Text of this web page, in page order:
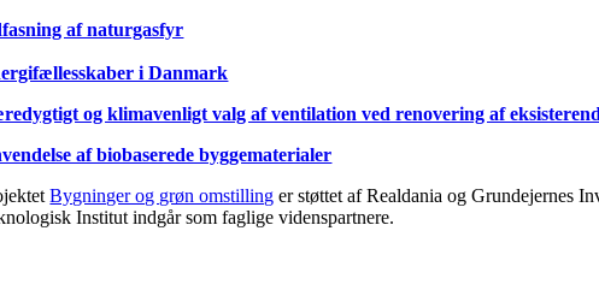
af naturgasfyr
i Danmark
og klimavenligt valg af ventilation ved renovering af
af biobaserede byggematerialer
Bygninger og grøn omstilling er støttet af Realdania og Grundejernes
Institut indgår som faglige videnspartnere.